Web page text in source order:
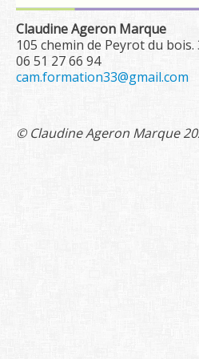
Contact
Claudine Ageron Marque
105 chemin de Peyrot du
06 51 27 66 94
cam.formation33@gmail.com
© Claudine Ageron Marque